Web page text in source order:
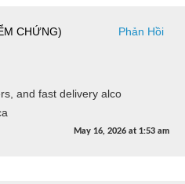
CHỨNG)
Phản Hồi
and fast delivery alco
May 16, 2026 at 1:53 am